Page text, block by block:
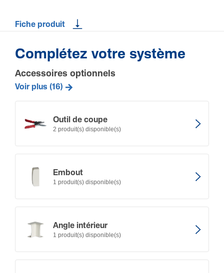
Fiche produit
Complétez votre système
Accessoires optionnels
Voir plus (16)
Outil de coupe
2 produit(s) disponible(s)
Embout
1 produit(s) disponible(s)
Angle intérieur
1 produit(s) disponible(s)